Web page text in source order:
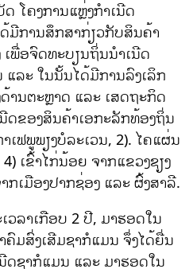
ໂຄງການແຫຼ່ງກໍາເນີດ
ມີການສຶກສາກ່ຽວກັບສິນຄ້າ
ພື່ອຈົດທະບຽນຖິ່ນນຳເນີດ
ລະ ໃນນັ້ນໄດ້ມີການລົງເລິກ
ານຕະຫຼາດ ແລະ ເສດຖະກິດ
ດຂອງສິນຄ້າເອກະລັກທ້ອງຖິ່ນ
ເຟພູພຽງບໍລະເວນ, 2). ໄຄແຜ່ນ
ເຂົ້າໄກ່ນ້ອຍ ຈາກແຂວງຊຽງ
ກເມືອງປາກຊ່ອງ ແລະ ຜົ້ງສາລີ.
ວລາເກືອບ 2 ປີ, ມາຮອດໃນ
ຄົມສົ່ງເສີມຊາກໍແມນ ຈຶ່ງໄດ້ຍື່ນ
ດຊາກໍແມນ ແລະ ມາຮອດໃນ